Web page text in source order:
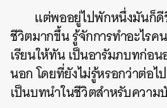
แต่พออยู่ไปพักหนึ่งมันก็ดี
ชีวิตมากขึ้น รู้จักการทำอะไร
เรียนให้ทัน เป็นอารัมภบทก่อน
นอก โดยที่ยังไม่รู้หรอกว่าต่อไ
เป็นบทนำในชีวิตสำหรับควา